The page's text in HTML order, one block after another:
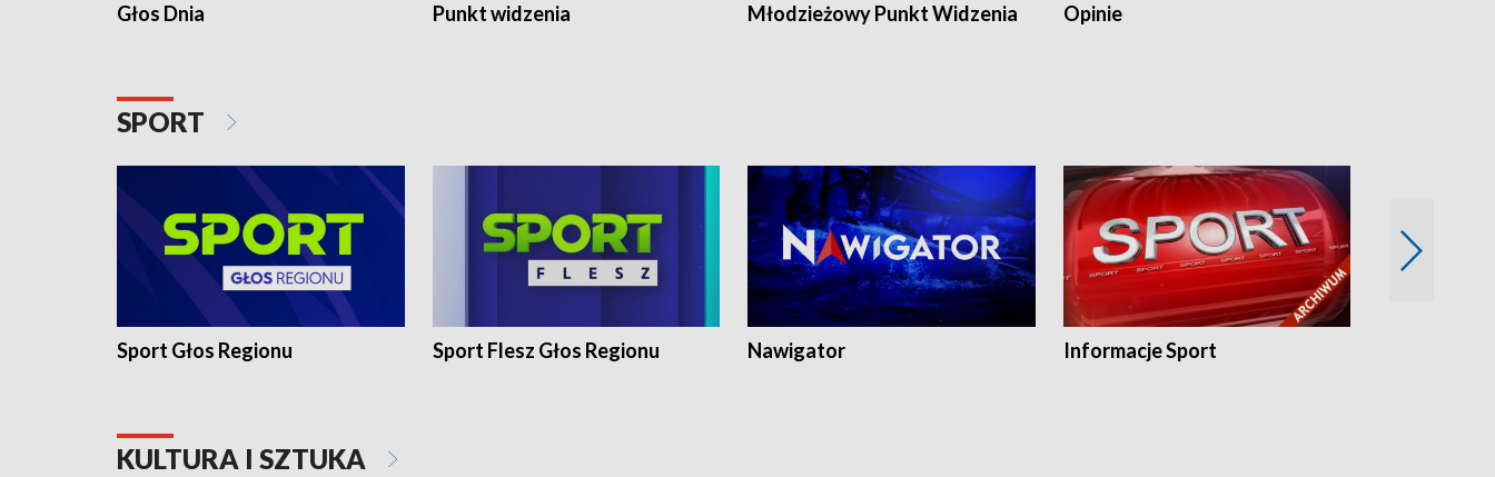
Głos Dnia Punkt widzenia Młodzieżowy Punkt Widzenia Opinie
SPORT
Sport Głos Regionu Sport Flesz Głos Regionu Nawigator Informacje Sport
KULTURA I SZTUKA